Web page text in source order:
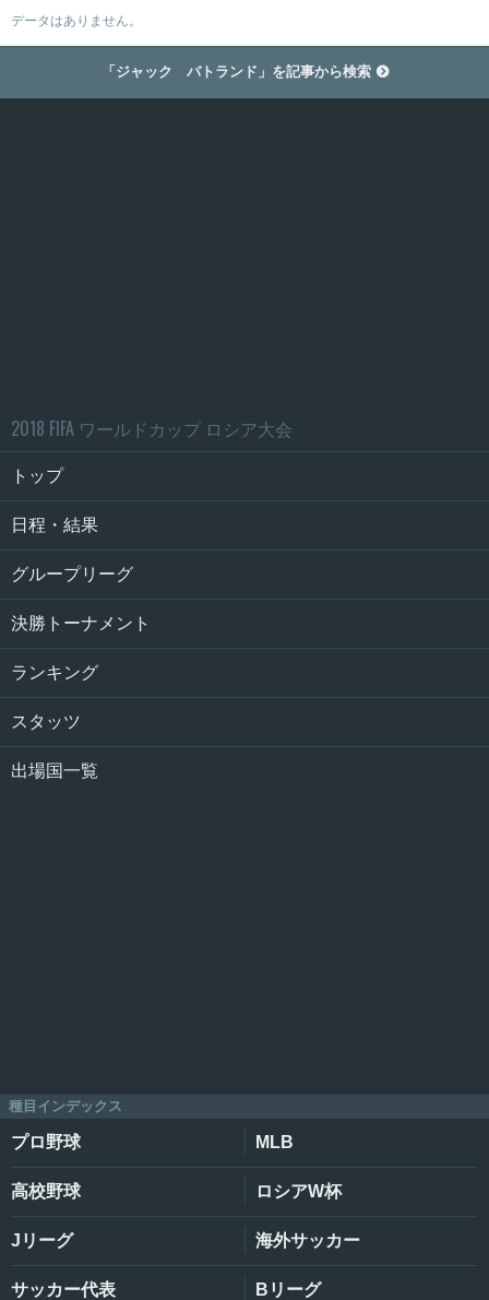
データはありません。
「ジャック バトランド」を記事から検索 
2018 FIFA ワールドカップ ロシア大会
トップ
日程・結果
グループリーグ
決勝トーナメント
ランキング
スタッツ
出場国一覧
種目インデックス
プロ野球 MLB
高校野球 ロシアW杯
Jリーグ 海外サッカー
サッカー代表 Bリーグ